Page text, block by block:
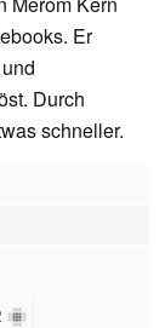
Er
Durch
schneller.